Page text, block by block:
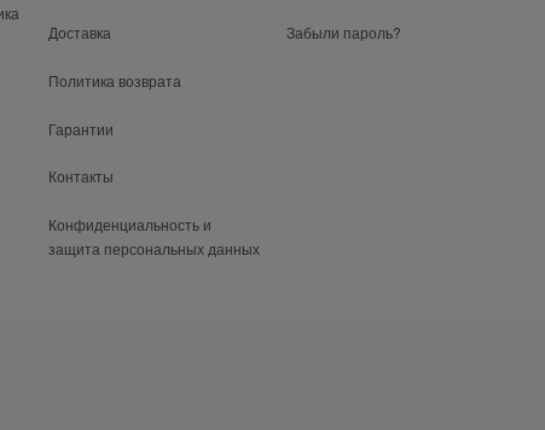
Доставка
Политика возврата
Гарантии
Контакты
Конфиденциальность и
защита персональных данных
Забыли пароль?